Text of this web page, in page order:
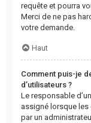
requête et pourra
Merci de ne pas
votre demande.
Haut
Comment puis-je
d’utilisateurs ?
Le responsable
assigné lorsque les
par un